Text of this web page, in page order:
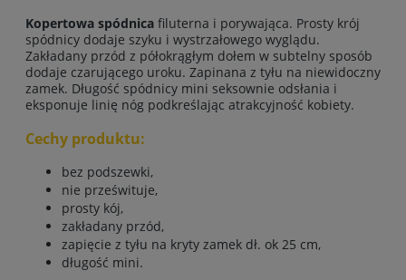
Kopertowa spódnica filuterna i porywająca. Prosty krój
spódnicy dodaje szyku i wystrzałowego wyglądu.
Zakładany przód z półokrągłym dołem w subtelny sposób
dodaje czarującego uroku. Zapinana z tyłu na niewidoczny
zamek. Długość spódnicy mini seksownie odsłania i
eksponuje linię nóg podkreślając atrakcyjność kobiety.
Cechy produktu:
bez podszewki,
nie prześwituje,
prosty kój,
zakładany przód,
zapięcie z tyłu na kryty zamek dł. ok 25 cm,
długość mini.